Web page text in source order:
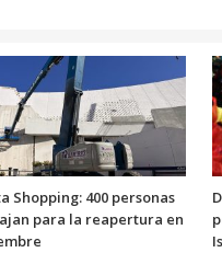
Shopping: 400 personas
para la reapertura en